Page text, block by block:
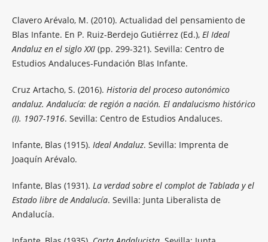
Clavero Arévalo, M. (2010). Actualidad del pensamiento de
Blas Infante. En P. Ruiz-Berdejo Gutiérrez (Ed.), El Ideal
Andaluz en el siglo XXI(pp. 299-321). Sevilla: Centro de
Estudios Andaluces-Fundación Blas Infante.
Cruz Artacho, S. (2016). Historia del proceso autonómico
andaluz. Andalucía: de región a nación. El andalucismo histórico
(I). 1907-1916. Sevilla: Centro de Estudios Andaluces.
Infante, Blas (1915). Ideal Andaluz. Sevilla: Imprenta de
Joaquín Arévalo.
Infante, Blas (1931). La verdad sobre el complot de Tablada y el
Estado libre de Andalucía. Sevilla: Junta Liberalista de
Andalucía.